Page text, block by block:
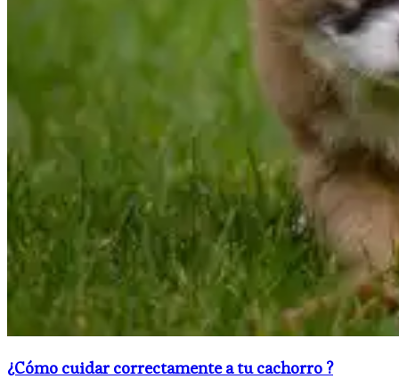
¿Cómo cuidar correctamente a tu cachorro ?